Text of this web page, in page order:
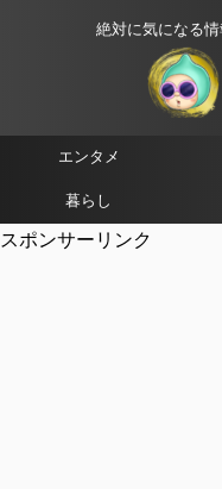
絶対に気になる
エンタメ
暮らし
スポンサーリンク